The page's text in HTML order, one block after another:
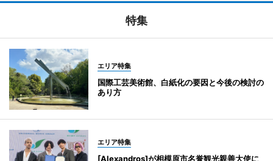
特集
エリア特集
国際工芸美術館、白紙化の要因と今後の検討の
あり方
エリア特集
[Alexandros]が相模原市名誉観光親善大使に